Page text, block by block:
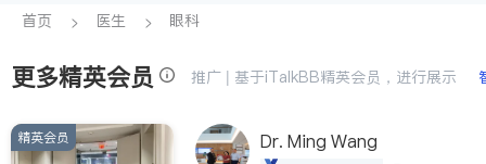
教育
非盈利组织
首页 医生 眼科
更多精英会员 推广 | 基于iTalkBB精英会员，进行展示
精英会员 Dr. Ming Wang